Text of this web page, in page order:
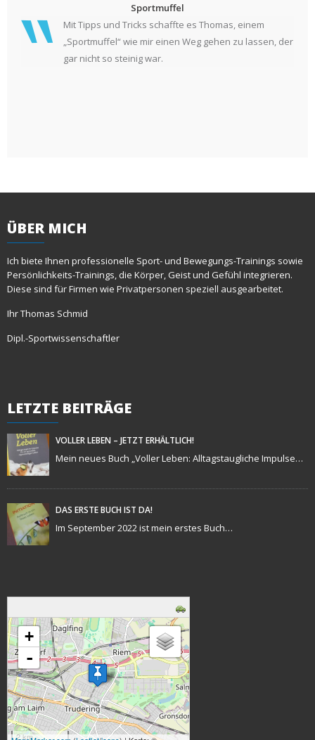
Sportmuffel
Mit Tipps und Tricks schaffte es Thomas, einem
„Sportmuffel“ wie mir einen Weg gehen zu lassen, der
gar nicht so steinig war.
ÜBERMICH
Ich biete Ihnen professionelle Sport- und Bewegungs-Trainings sowie
Persönlichkeits-Trainings, die Körper, Geist und Gefühl integrieren.
Diese sind für Firmen wie Privatpersonen speziell ausgearbeitet.
Ihr Thomas Schmid
Dipl.-Sportwissenschaftler
LETZTE BEITRÄGE
VOLLER LEBEN – JETZT ERHÄLTLICH!
Mein neues Buch „Voller Leben: Alltagstaugliche Impulse…
DAS ERSTE BUCH IST DA!
Im September 2022 ist mein erstes Buch…
Karte wird geladen - bitte warten...
+
-
2 km